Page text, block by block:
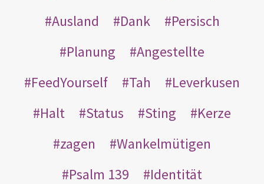
Ausland
Dank
Persisch
Planung
Angestellte
FeedYourself
Tah
Leverkusen
Halt
Status Sting
Kerze
zagen
Wankelmütigen
Psalm 139
Identität